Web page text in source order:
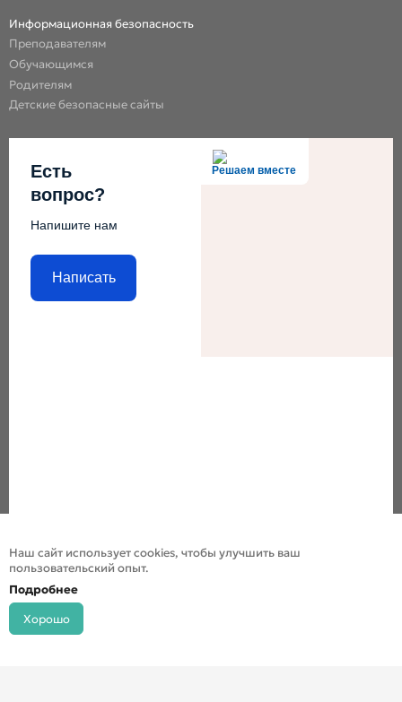
Информационная безопасность
Преподавателям
Обучающимся
Родителям
Детские безопасные сайты
Решаем вместе
Есть
вопрос?
Напишите нам
Написать
Наш сайт использует cookies, чтобы улучшить ваш
пользовательский опыт.
Подробнее
Хорошо